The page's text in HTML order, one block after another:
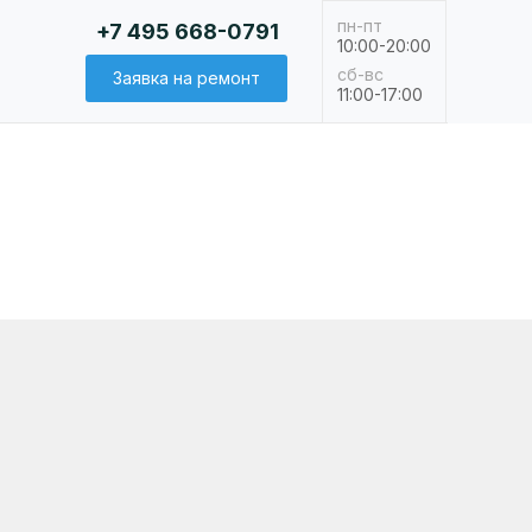
пн-пт
сб-вс
10:00-20:00
11:00-17:00
+7 495 668-0791
Заявка на ремонт